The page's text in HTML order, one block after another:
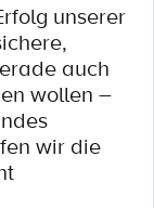
unserer
auch
wollen –
wir die